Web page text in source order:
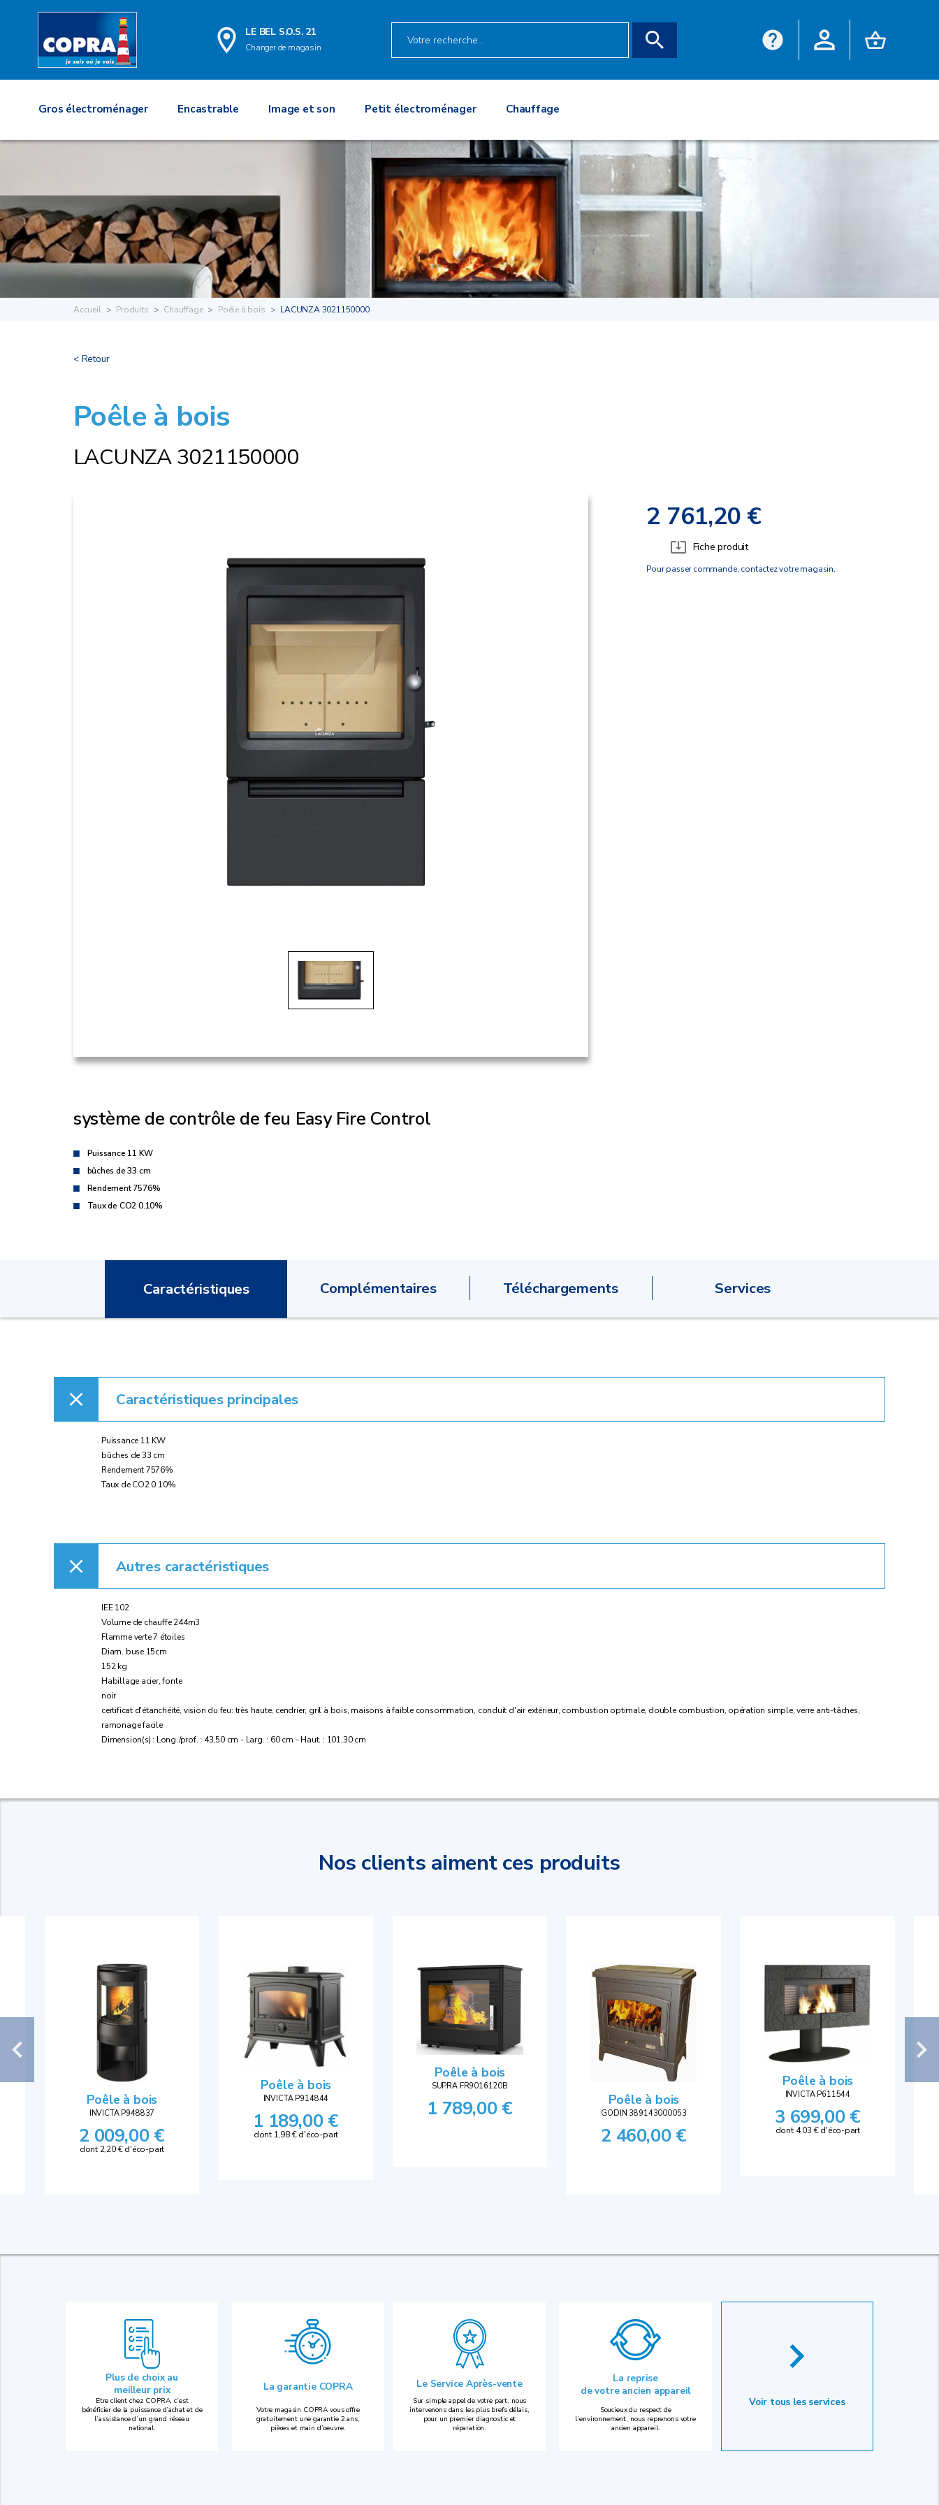
LE BEL S.O.S. 21
Changer de magasin
Gros électroménager Encastrable Image et son Petit électroménager Chauffage
Accueil Produits Chauffage Poêle à bois LACUNZA 3021150000
< Retour
Poêle à bois
LACUNZA 3021150000
2 761,20 €
Fiche produit
Pour passer commande, contactez votre magasin.
système de contrôle de feu Easy Fire Control
Puissance 11 KW
bûches de 33 cm
Rendement 7576%
Taux de CO2 0.10%
Caractéristiques Complémentaires Téléchargements Services
Caractéristiques principales
Puissance 11 KW
bûches de 33 cm
Rendement 7576%
Taux de CO2 0.10%
Autres caractéristiques
IEE 102
Volume de chauffe 244m3
Flamme verte 7 étoiles
Diam. buse 15cm
152 kg
Habillage acier, fonte
noir
certificat d'étanchéité, vision du feu: très haute, cendrier, gril à bois, maisons à faible consommation, conduit d'air extérieur, combustion optimale, double combustion, opération simple, verre anti-tâches,
ramonage facile
Dimension(s) : Long./prof. : 43,50 cm - Larg. : 60 cm - Haut. : 101,30 cm
Nos clients aiment ces produits
Poêle à bois
INVICTA P948837
2 009,00 €
dont 2,20 € d'éco-part
Poêle à bois
INVICTA P914844
1 189,00 €
dont 1,98 € d'éco-part
Poêle à bois
SUPRA FR9016120B
1 789,00 € Poêle à bois
GODIN 389143000053
2 460,00 €
Poêle à bois
INVICTA P611544
3 699,00 €
dont 4,03 € d'éco-part
Plus de choix au
meilleur prix
Etre client chez COPRA, c’est
bénéficier de la puissance d’achat et de
l’assistance d’un grand réseau
national.
La garantie COPRA
Votre magasin COPRA vous offre
gratuitement une garantie 2 ans,
pièces et main d’oeuvre.
Le Service Après-vente
Sur simple appel de votre part, nous
intervenons dans les plus brefs délais,
pour un premier diagnostic et
réparation.
La reprise
de votre ancien appareil
Soucieux du respect de
l’environnement, nous reprenons votre
ancien appareil.
Voir tous les services